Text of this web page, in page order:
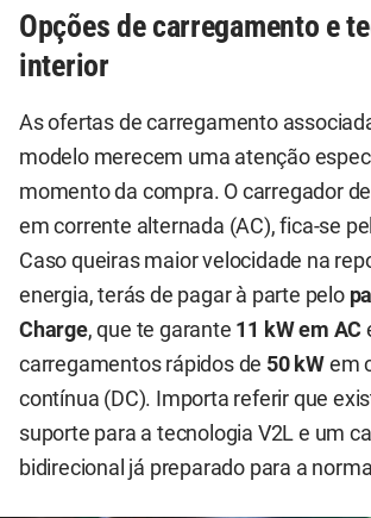
Opções de carregamento e
interior
As ofertas de carregamento
modelo merecem uma atenção
momento da compra. O carregador
em corrente alternada (AC), fica-se
Caso queiras maior velocidade na
energia, terás de pagar à parte pelo
Charge, que te garante 11 kW em AC
carregamentos rápidos de 50 kW em
contínua (DC). Importa referir que
suporte para a tecnologia V2L e um
bidirecional já preparado para a